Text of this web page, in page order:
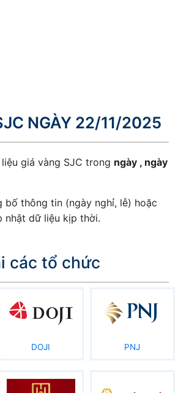
NGÀY 22/11/2025
giá vàng SJC trong ngày , ngày
bố thông tin (ngày nghỉ, lễ) hoặc
nhật dữ liệu kịp thời.
các tổ chức
DOJI PNJ